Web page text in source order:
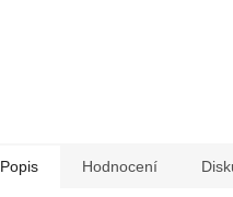
Popis Hodnocení